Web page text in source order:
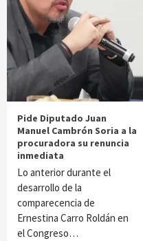
Pide Diputado Juan
Manuel Cambrón Soria a la
procuradora su renuncia
inmediata
Lo anterior durante el
desarrollo de la
comparecencia de
Ernestina Carro Roldán en
el Congreso…